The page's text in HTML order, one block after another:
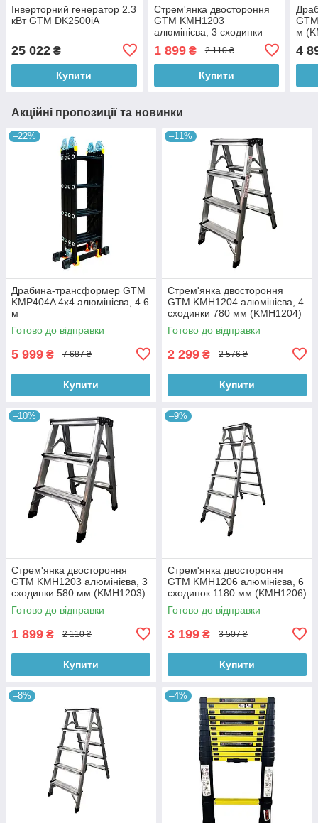
Інверторний генератор 2.3
кВт GTM DK2500iA
25 022 ₴
Купити
Стрем'янка двостороння
GTM KMH1203
алюмінієва, 3 сходинки
1 899₴ 2 110 ₴
Купити
м
4
Акційні пропозиції та новинки
–22%
Драбина-трансформер GTM
KMP404A 4х4 алюмінієва, 4.6
м
Готово до відправки
5 999 ₴ 7 687 ₴
Купити
–11%
Стрем'янка двостороння
GTM KMH1204 алюмінієва, 4
сходинки 780 мм (KMH1204)
Готово до відправки
2 299 ₴ 2 576 ₴
Купити
–10%
Стрем'янка двостороння
GTM KMH1203 алюмінієва, 3
сходинки 580 мм (KMH1203)
Готово до відправки
1 899 ₴ 2 110 ₴
Купити
–9%
Стрем'янка двостороння
GTM KMH1206 алюмінієва, 6
сходинок 1180 мм (KMH1206)
Готово до відправки
3 199 ₴ 3 507 ₴
Купити
–8% –4%